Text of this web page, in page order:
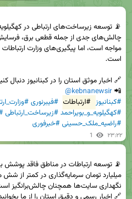
📲
@kebnanewsir
#کبنانیوز #ارتباطات #فیبرنوری
#کهگیلویه_و_بویراحمد#زیرساخت_ارتباطی
#راضیه_ملک_حسینی#خبرفوری
1 ۲۳:۲۲